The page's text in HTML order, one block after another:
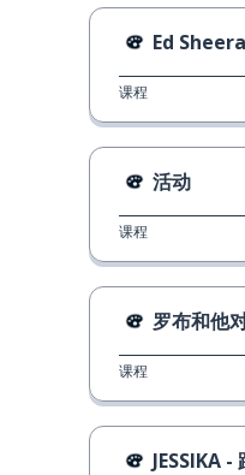
Ed
课程
活动
课程
罗布和他
课程
JESSIKA